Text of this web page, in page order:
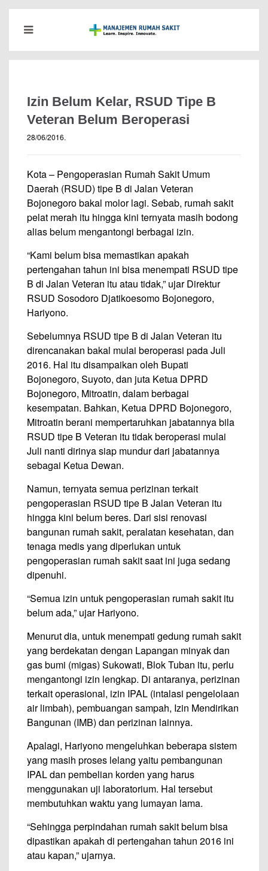
Izin Belum Kelar, RSUD Tipe B
Veteran Belum Beroperasi
28/06/2016.
Kota – Pengoperasian Rumah Sakit Umum
Daerah (RSUD) tipe B di Jalan Veteran
Bojonegoro bakal molor lagi. Sebab, rumah sakit
pelat merah itu hingga kini ternyata masih bodong
alias belum mengantongi berbagai izin.
“Kami belum bisa memastikan apakah
pertengahan tahun ini bisa menempati RSUD tipe
B di Jalan Veteran itu atau tidak,” ujar Direktur
RSUD Sosodoro Djatikoesomo Bojonegoro,
Hariyono.
Sebelumnya RSUD tipe B di Jalan Veteran itu
direncanakan bakal mulai beroperasi pada Juli
2016. Hal itu disampaikan oleh Bupati
Bojonegoro, Suyoto, dan juta Ketua DPRD
Bojonegoro, Mitroatin, dalam berbagai
kesempatan. Bahkan, Ketua DPRD Bojonegoro,
Mitroatin berani mempertaruhkan jabatannya bila
RSUD tipe B Veteran itu tidak beroperasi mulai
Juli nanti dirinya siap mundur dari jabatannya
sebagai Ketua Dewan.
Namun, ternyata semua perizinan terkait
pengoperasian RSUD tipe B Jalan Veteran itu
hingga kini belum beres. Dari sisi renovasi
bangunan rumah sakit, peralatan kesehatan, dan
tenaga medis yang diperlukan untuk
pengoperasian rumah sakit saat ini juga sedang
dipenuhi.
“Semua izin untuk pengoperasian rumah sakit itu
belum ada,” ujar Hariyono.
Menurut dia, untuk menempati gedung rumah sakit
yang berdekatan dengan Lapangan minyak dan
gas bumi (migas) Sukowati, Blok Tuban itu, perlu
mengantongi izin lengkap. Di antaranya, perizinan
terkait operasional, izin IPAL (intalasi pengelolaan
air limbah), pembuangan sampah, Izin Mendirikan
Bangunan (IMB) dan perizinan lainnya.
Apalagi, Hariyono mengeluhkan beberapa sistem
yang masih proses lelang yaitu pembangunan
IPAL dan pembelian korden yang harus
menggunakan uji laboratorium. Hal tersebut
membutuhkan waktu yang lumayan lama.
“Sehingga perpindahan rumah sakit belum bisa
dipastikan apakah di pertengahan tahun 2016 ini
atau kapan,” ujarnya.